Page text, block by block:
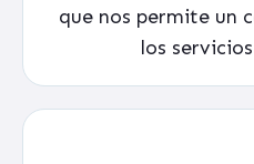
que nos permite un
los